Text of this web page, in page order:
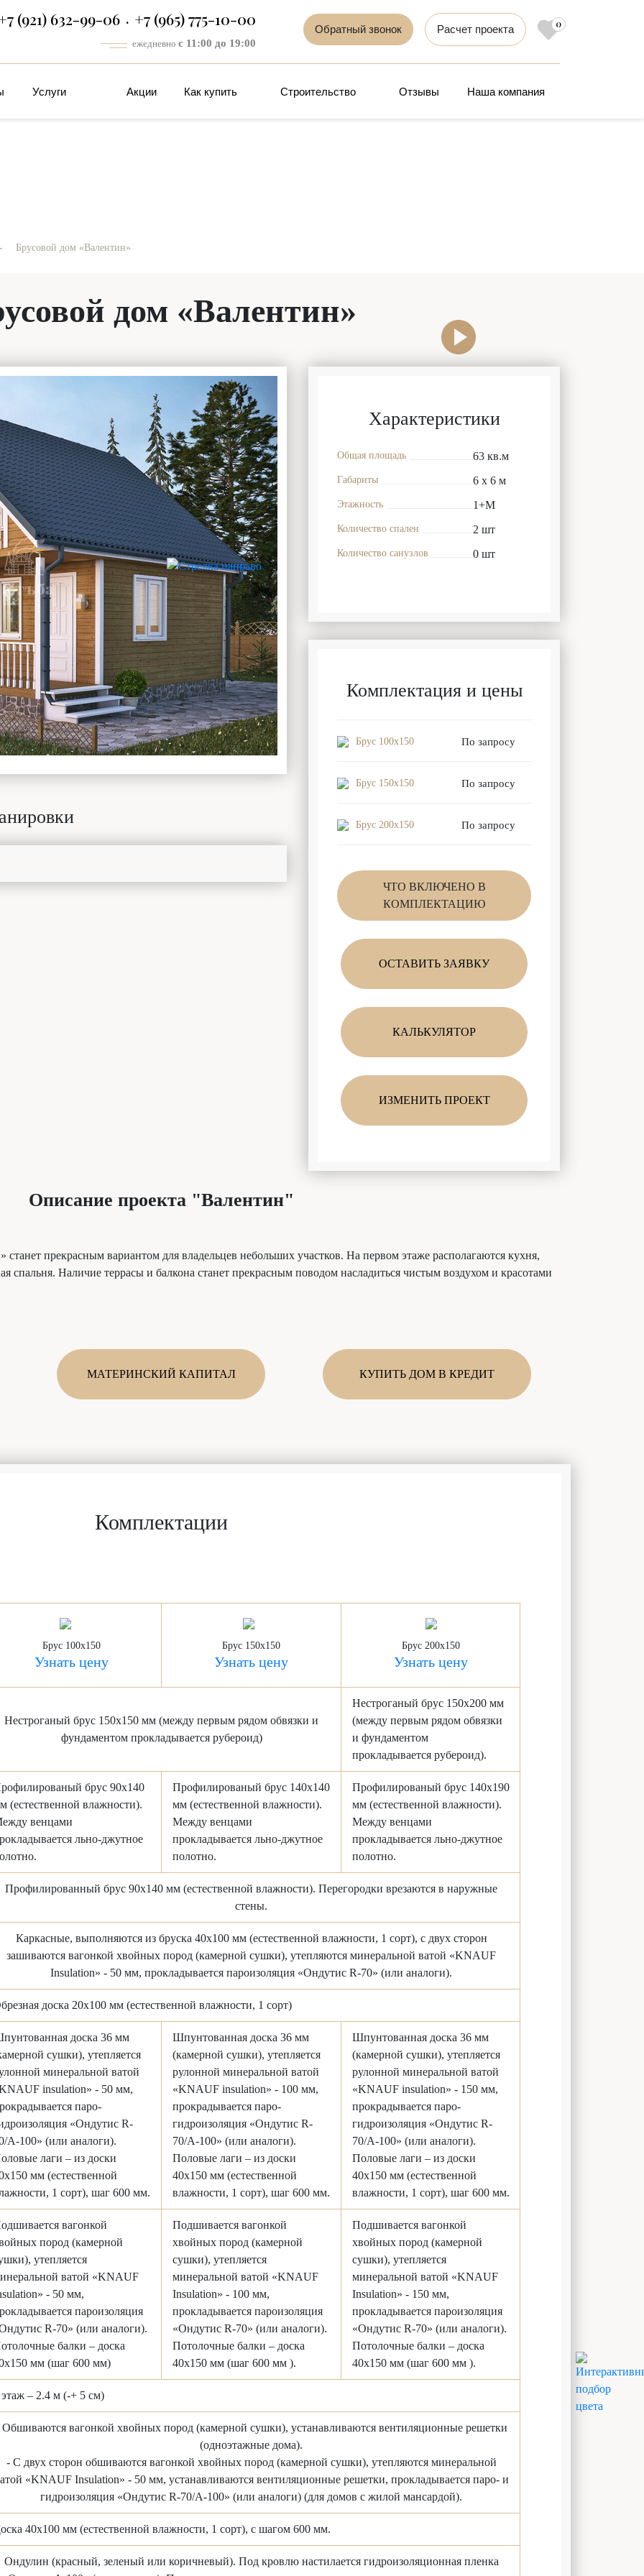
(921) 632-99-06 +7 (965) 775-10-00
ежедневно с 11:00 до 19:00
Обратный звонок Расчет проекта 0
Услуги Акции Как купить Строительство Отзывы Наша компания
Брусовой дом «Валентин»
дом «Валентин»
Характеристики
Общая площадь 63 кв.м
Габариты 6 x 6 м
Этажность 1+М
Количество спален 2 шт
Количество санузлов 0 шт
Комплектация и цены
Брус 100x150 По запросу
Брус 150x150 По запросу
Брус 200x150 По запросу
ЧТО ВКЛЮЧЕНО В
КОМПЛЕКТАЦИЮ
ОСТАВИТЬ ЗАЯВКУ
КАЛЬКУЛЯТОР
ИЗМЕНИТЬ ПРОЕКТ
Описание проекта "Валентин"
прекрасным вариантом для владельцев небольших участков. На первом этаже располагаются кухня,
спальня. Наличие террасы и балкона станет прекрасным поводом насладиться чистым воздухом и красотами
МАТЕРИНСКИЙ КАПИТАЛ КУПИТЬ ДОМ В КРЕДИТ
Комплектации
Брус 100x150
Узнать цену
Брус 150x150
Узнать цену
Брус 200x150
Узнать цену
Нестроганый брус 150х150 мм (между первым рядом обвязки и
фундаментом прокладывается рубероид)
Нестроганый брус 150х200 мм
(между первым рядом обвязки
и фундаментом
прокладывается рубероид).
брус 90х140
(естественной влажности).
венцами
льно-джутное
Профилированый брус 140х140
мм (естественной влажности).
Между венцами
прокладывается льно-джутное
полотно.
Профилированый брус 140х190
мм (естественной влажности).
Между венцами
прокладывается льно-джутное
полотно.
Профилированный брус 90х140 мм (естественной влажности). Перегородки врезаются в наружные
стены.
Каркасные, выполняются из бруска 40х100 мм (естественной влажности, 1 сорт), с двух сторон
зашиваются вагонкой хвойных пород (камерной сушки), утепляются минеральной ватой «KNAUF
Insulation» - 50 мм, прокладывается пароизоляция «Ондутис R-70» (или аналоги).
доска 20x100 мм (естественной влажности, 1 сорт)
доска 36 мм
сушки), утепляется
минеральной ватой
insulation» - 50 мм,
паро-
«Ондутис R-
A-100» (или аналоги).
лаги – из доски
мм (естественной
1 сорт), шаг 600 мм.
Шпунтованная доска 36 мм
(камерной сушки), утепляется
рулонной минеральной ватой
«KNAUF insulation» - 100 мм,
прокрадывается паро-
гидроизоляция «Ондутис R-
70/A-100» (или аналоги).
Половые лаги – из доски
40х150 мм (естественной
влажности, 1 сорт), шаг 600 мм.
Шпунтованная доска 36 мм
(камерной сушки), утепляется
рулонной минеральной ватой
«KNAUF insulation» - 150 мм,
прокрадывается паро-
гидроизоляция «Ондутис R-
70/A-100» (или аналоги).
Половые лаги – из доски
40х150 мм (естественной
влажности, 1 сорт), шаг 600 мм.
вагонкой
пород (камерной
утепляется
ватой «KNAUF
- 50 мм,
пароизоляция
R-70» (или аналоги).
балки – доска
мм (шаг 600 мм)
Подшивается вагонкой
хвойных пород (камерной
сушки), утепляется
минеральной ватой «KNAUF
Insulation» - 100 мм,
прокладывается пароизоляция
«Ондутис R-70» (или аналоги).
Потолочные балки – доска
40х150 мм (шаг 600 мм ).
Подшивается вагонкой
хвойных пород (камерной
сушки), утепляется
минеральной ватой «KNAUF
Insulation» - 150 мм,
прокладывается пароизоляция
«Ондутис R-70» (или аналоги).
Потолочные балки – доска
40х150 мм (шаг 600 мм ).
– 2.4 м (-+ 5 см)
вагонкой хвойных пород (камерной сушки), устанавливаются вентиляционные решетки
(одноэтажные дома).
- С двух сторон обшиваются вагонкой хвойных пород (камерной сушки), утепляются минеральной
«KNAUF Insulation» - 50 мм, устанавливаются вентиляционные решетки, прокладывается паро- и
гидроизоляция «Ондутис R-70/A-100» (или аналоги) (для домов с жилой мансардой).
40х100 мм (естественной влажности, 1 сорт), с шагом 600 мм.
Ондулин (красный, зеленый или коричневый). Под кровлю настилается гидроизоляционная пленка